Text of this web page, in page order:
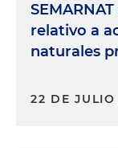
relativo a
naturales
22 DE